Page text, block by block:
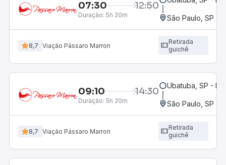
07:30 12:50
Duração: 5h 20m São Paulo, SP -
8,7 Viação Pássaro Marron
Retirada
guichê
09:10 14:30
Duração: 5h 20m
Ubatuba, SP -
São Paulo, SP -
8,7 Viação Pássaro Marron
Retirada
guichê